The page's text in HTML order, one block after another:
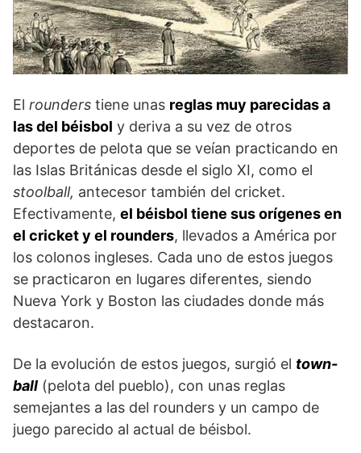
El rounders tiene unas reglas muy parecidas a
las del béisbol y deriva a su vez de otros
deportes de pelota que se veían practicando en
las Islas Británicas desde el siglo XI, como el
stoolball, antecesor también del cricket.
Efectivamente, el béisbol tiene sus orígenes en
el cricket y el rounders, llevados a América por
los colonos ingleses. Cada uno de estos juegos
se practicaron en lugares diferentes, siendo
Nueva York y Boston las ciudades donde más
destacaron.
De la evolución de estos juegos, surgió el town-
ball (pelota del pueblo), con unas reglas
semejantes a las del rounders y un campo de
juego parecido al actual de béisbol.